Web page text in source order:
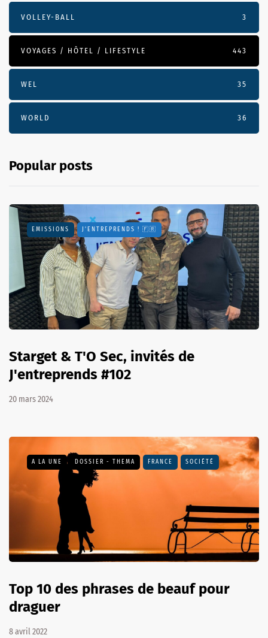
VOLLEY-BALL 3
VOYAGES / HÔTEL / LIFESTYLE 443
WEL 35
WORLD 36
Popular posts
EMISSIONS J'ENTREPRENDS ! 🇫🇷
Starget & T'O Sec, invités de
J'entreprends #102
20 mars 2024
A LA UNE DOSSIER - THEMA FRANCE SOCIÉTÉ
Top 10 des phrases de beauf pour
draguer
8 avril 2022